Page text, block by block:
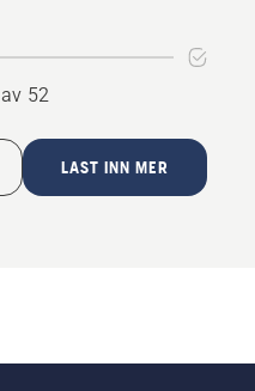
52
LAST INN MER